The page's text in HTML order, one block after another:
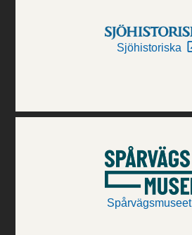
Sjöhistoriska
Spårvägsmuseet